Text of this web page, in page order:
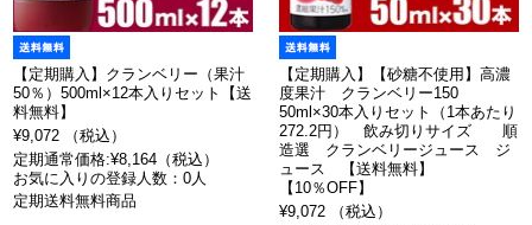
【定期購入】クランベリー（果汁
50％）500ml×12本入りセット【送
料無料】
¥9,072 （税込）
定期通常価格:¥8,164（税込）
お気に入りの登録人数：0人
定期送料無料商品
【定期購入】【砂糖不使用】高濃
度果汁 クランベリー150
50ml×30本入りセット（1本あたり
272.2円） 飲み切りサイズ 順
造選 クランベリージュース ジ
ュース 【送料無料】
【10％OFF】
¥9,072 （税込）